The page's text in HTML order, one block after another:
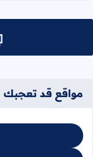
مواقع قد تعجبك